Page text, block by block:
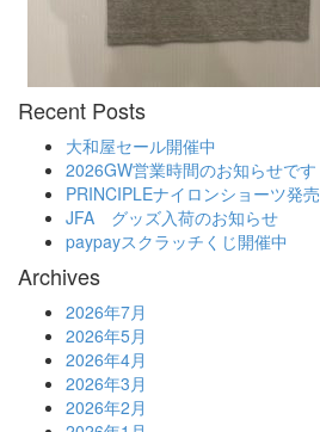
Recent Posts
大和屋セール開催中
2026GW営業時間のお知らせです
PRINCIPLEナイロンショーツ発売
JFA グッズ入荷のお知らせ
paypayスクラッチくじ開催中
Archives
2026年7月
2026年5月
2026年4月
2026年3月
2026年2月